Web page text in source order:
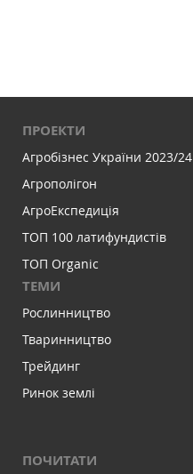
ПРОЕКТИ
Агробізнес України 2023/24
Агрополігон
АгроЕкспедиція
ТОП 100 латифундистів
ТОП Organic
ТЕМИ
Рослинництво
Тваринництво
Трейдинг
Ринок землі
ПОЧИТАТИ